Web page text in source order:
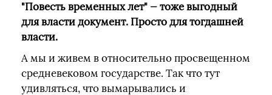
"Повесть временных лет" — тоже выгодный
для власти документ. Просто для тогдашней
власти.
А мы и живем в относительно просвещенном
средневековом государстве. Так что тут
удивляться, что вымарывались и